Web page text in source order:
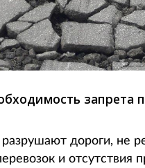
запрета
дороги, не
и отсутствия